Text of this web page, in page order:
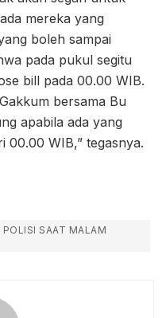
mereka yang
boleh sampai
pada pukul segitu
bill pada 00.00 WIB.
bersama Bu
apabila ada yang
00.00 WIB,” tegasnya.
SAAT MALAM